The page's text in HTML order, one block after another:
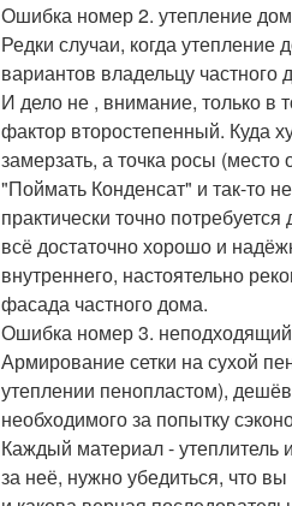
Ошибка номер 2. утепление
Редки случаи, когда
вариантов владельцу
И дело не , внимание, только в
фактор второстепенный. Куда
замерзать, а точка росы (место
"Поймать Конденсат" и так-то
практически точно
всё достаточно хорошо и
внутреннего, настоятельно
фасада частного дома.
Ошибка номер 3.
Армирование сетки на сухой
утеплении пенопластом),
необходимого за попытку
Каждый материал - утеплитель
за неё, нужно убедиться, что